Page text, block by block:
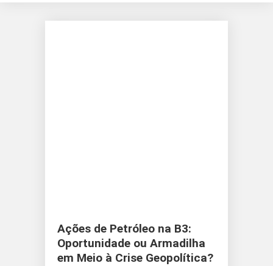
Ações de Petróleo na B3:
Oportunidade ou Armadilha
em Meio à Crise Geopolítica?